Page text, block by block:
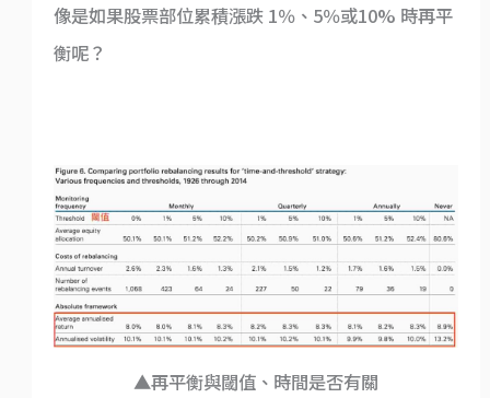
像是如果股票部位累積漲跌 1％、5％或10% 時再平
衡呢？
▲再平衡與閾值、時間是否有關